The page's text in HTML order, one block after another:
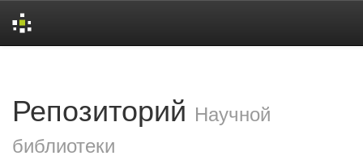
Репозиторий Научной
библиотеки